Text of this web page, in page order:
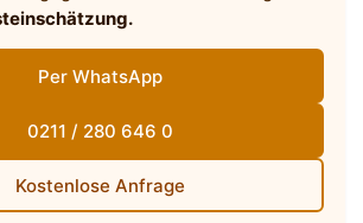
Per WhatsApp
0211 / 280 646 0
Kostenlose Anfrage